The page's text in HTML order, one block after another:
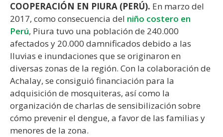
COOPERACIÓN EN PIURA (PERÚ). En marzo del
2017, como consecuencia del niño costero en
Perú, Piura tuvo una población de 240.000
afectados y 20.000 damnificados debido a las
lluvias e inundaciones que se originaron en
diversas zonas de la región. Con la colaboración de
Achalay, se consiguió financiación para la
adquisición de mosquiteras, así como la
organización de charlas de sensibilización sobre
cómo prevenir el dengue, a favor de las familias y
menores de la zona.